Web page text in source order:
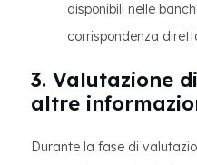
disponibili nelle
corrispondenza
3. Valutazione
altre
Durante la fase di